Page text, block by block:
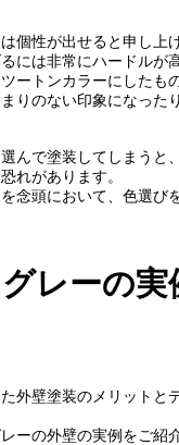
個性が出せると申し上
には非常にハードルが
ートンカラーにしたも
りのない印象になった
んで塗装してしまうと
れがあります。
念頭において、色選び
レーの実
外壁塗装のメリットと
ーの外壁の実例をご紹